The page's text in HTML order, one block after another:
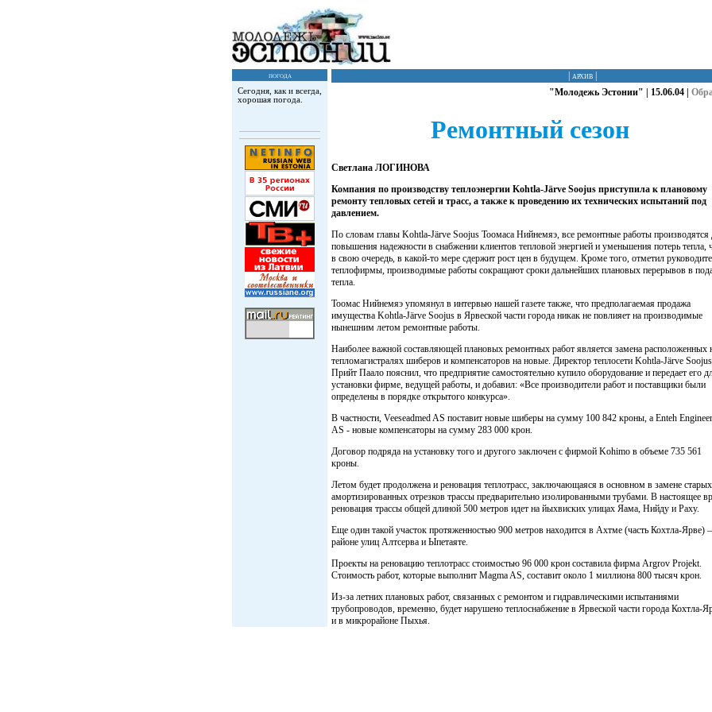
погода
Сегодня, как и всегда,
хорошая погода.
архив
"Молодежь Эстонии" | 15.06.04 |
Ремонтный сезон
Светлана ЛОГИНОВА
Компания по производству теплоэнергии Kohtla-Järve Soojus приступила к плановому
ремонту тепловых сетей и трасс, а также к проведению их технических испытаний под
давлением.
По словам главы Kohtla-Järve Soojus Тоомаса Нийнемяэ, все ремонтные работы производятся
повышения надежности в снабжении клиентов тепловой энергией и уменьшения потерь тепла,
в свою очередь, в какой-то мере сдержит рост цен в будущем. Кроме того, отметил
теплофирмы, производимые работы сокращают сроки дальнейших плановых перерывов в
тепла.
Тоомас Нийнемяэ упомянул в интервью нашей газете также, что предполагаемая продажа
имущества Kohtla-Järve Soojus в Ярвеской части города никак не повлияет на производимые
нынешним летом ремонтные работы.
Наиболее важной составляющей плановых ремонтных работ является замена расположенных
тепломагистралях шиберов и компенсаторов на новые. Директор теплосети Kohtla-Järve Soojus
Прийт Паало пояснил, что предприятие самостоятельно купило оборудование и передает его
установки фирме, ведущей работы, и добавил: «Все производители работ и поставщики были
определены в порядке открытого конкурса».
В частности, Veeseadmed AS поставит новые шиберы на сумму 100 842 кроны, а Enteh
AS - новые компенсаторы на сумму 283 000 крон.
Договор подряда на установку того и другого заключен с фирмой Kohimo в объеме 735 561
кроны.
Летом будет продолжена и реновация теплотрасс, заключающаяся в основном в замене
амортизированных отрезков трассы предварительно изолированными трубами. В настоящее
реновация трассы общей длиной 500 метров идет на йыхвиских улицах Яама, Нийду и Раху.
Еще один такой участок протяженностью 900 метров находится в Ахтме (часть Кохтла-Ярве)
районе улиц Алтсерва и Ыпетаяте.
Проекты на реновацию теплотрасс стоимостью 96 000 крон составила фирма Argrov Projekt.
Стоимость работ, которые выполнит Magma AS, составит около 1 миллиона 800 тысяч крон.
Из-за летних плановых работ, связанных с ремонтом и гидравлическими испытаниями
трубопроводов, временно, будет нарушено теплоснабжение в Ярвеской части города Кохтла-
и в микрорайоне Пыхья.